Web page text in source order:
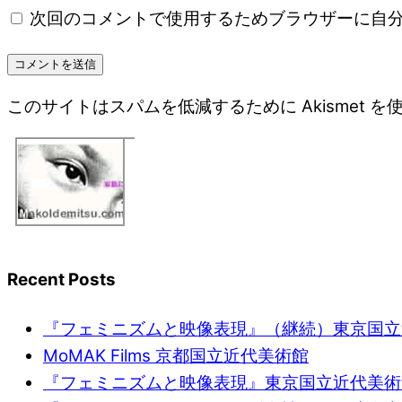
次回のコメントで使用するためブラウザーに自
このサイトはスパムを低減するために Akismet を
Recent Posts
『フェミニズムと映像表現』（継続）東京国
MoMAK Films 京都国立近代美術館
『フェミニズムと映像表現』東京国立近代美